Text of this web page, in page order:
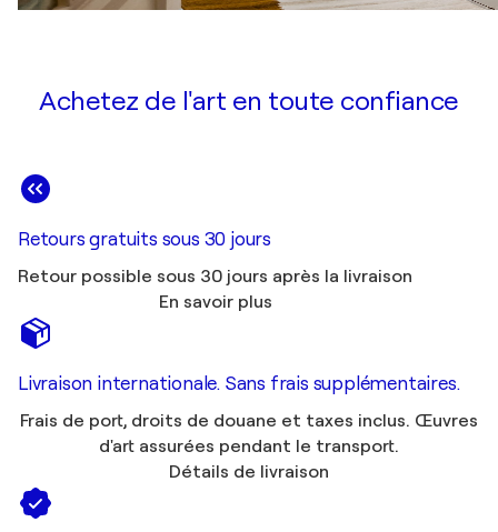
Achetez de l'art en toute confiance
Retours gratuits sous 30 jours
Retour possible sous 30 jours après la livraison
En savoir plus
Livraison internationale. Sans frais supplémentaires.
Frais de port, droits de douane et taxes inclus. Œuvres
d'art assurées pendant le transport.
Détails de livraison